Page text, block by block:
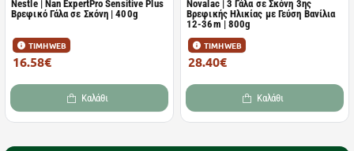
Nestle | Nan ExpertPro Sensitive Plus
Βρεφικό Γάλα σε Σκόνη | 400g
ΤΙΜΗ WEB
16.58€
Καλάθι
Novalac | 3 Γάλα σε Σκόνη 3ης
Βρεφικής Ηλικίας με Γεύση Βανίλια
12-36m | 800g
ΤΙΜΗ WEB
28.40€
Καλάθι